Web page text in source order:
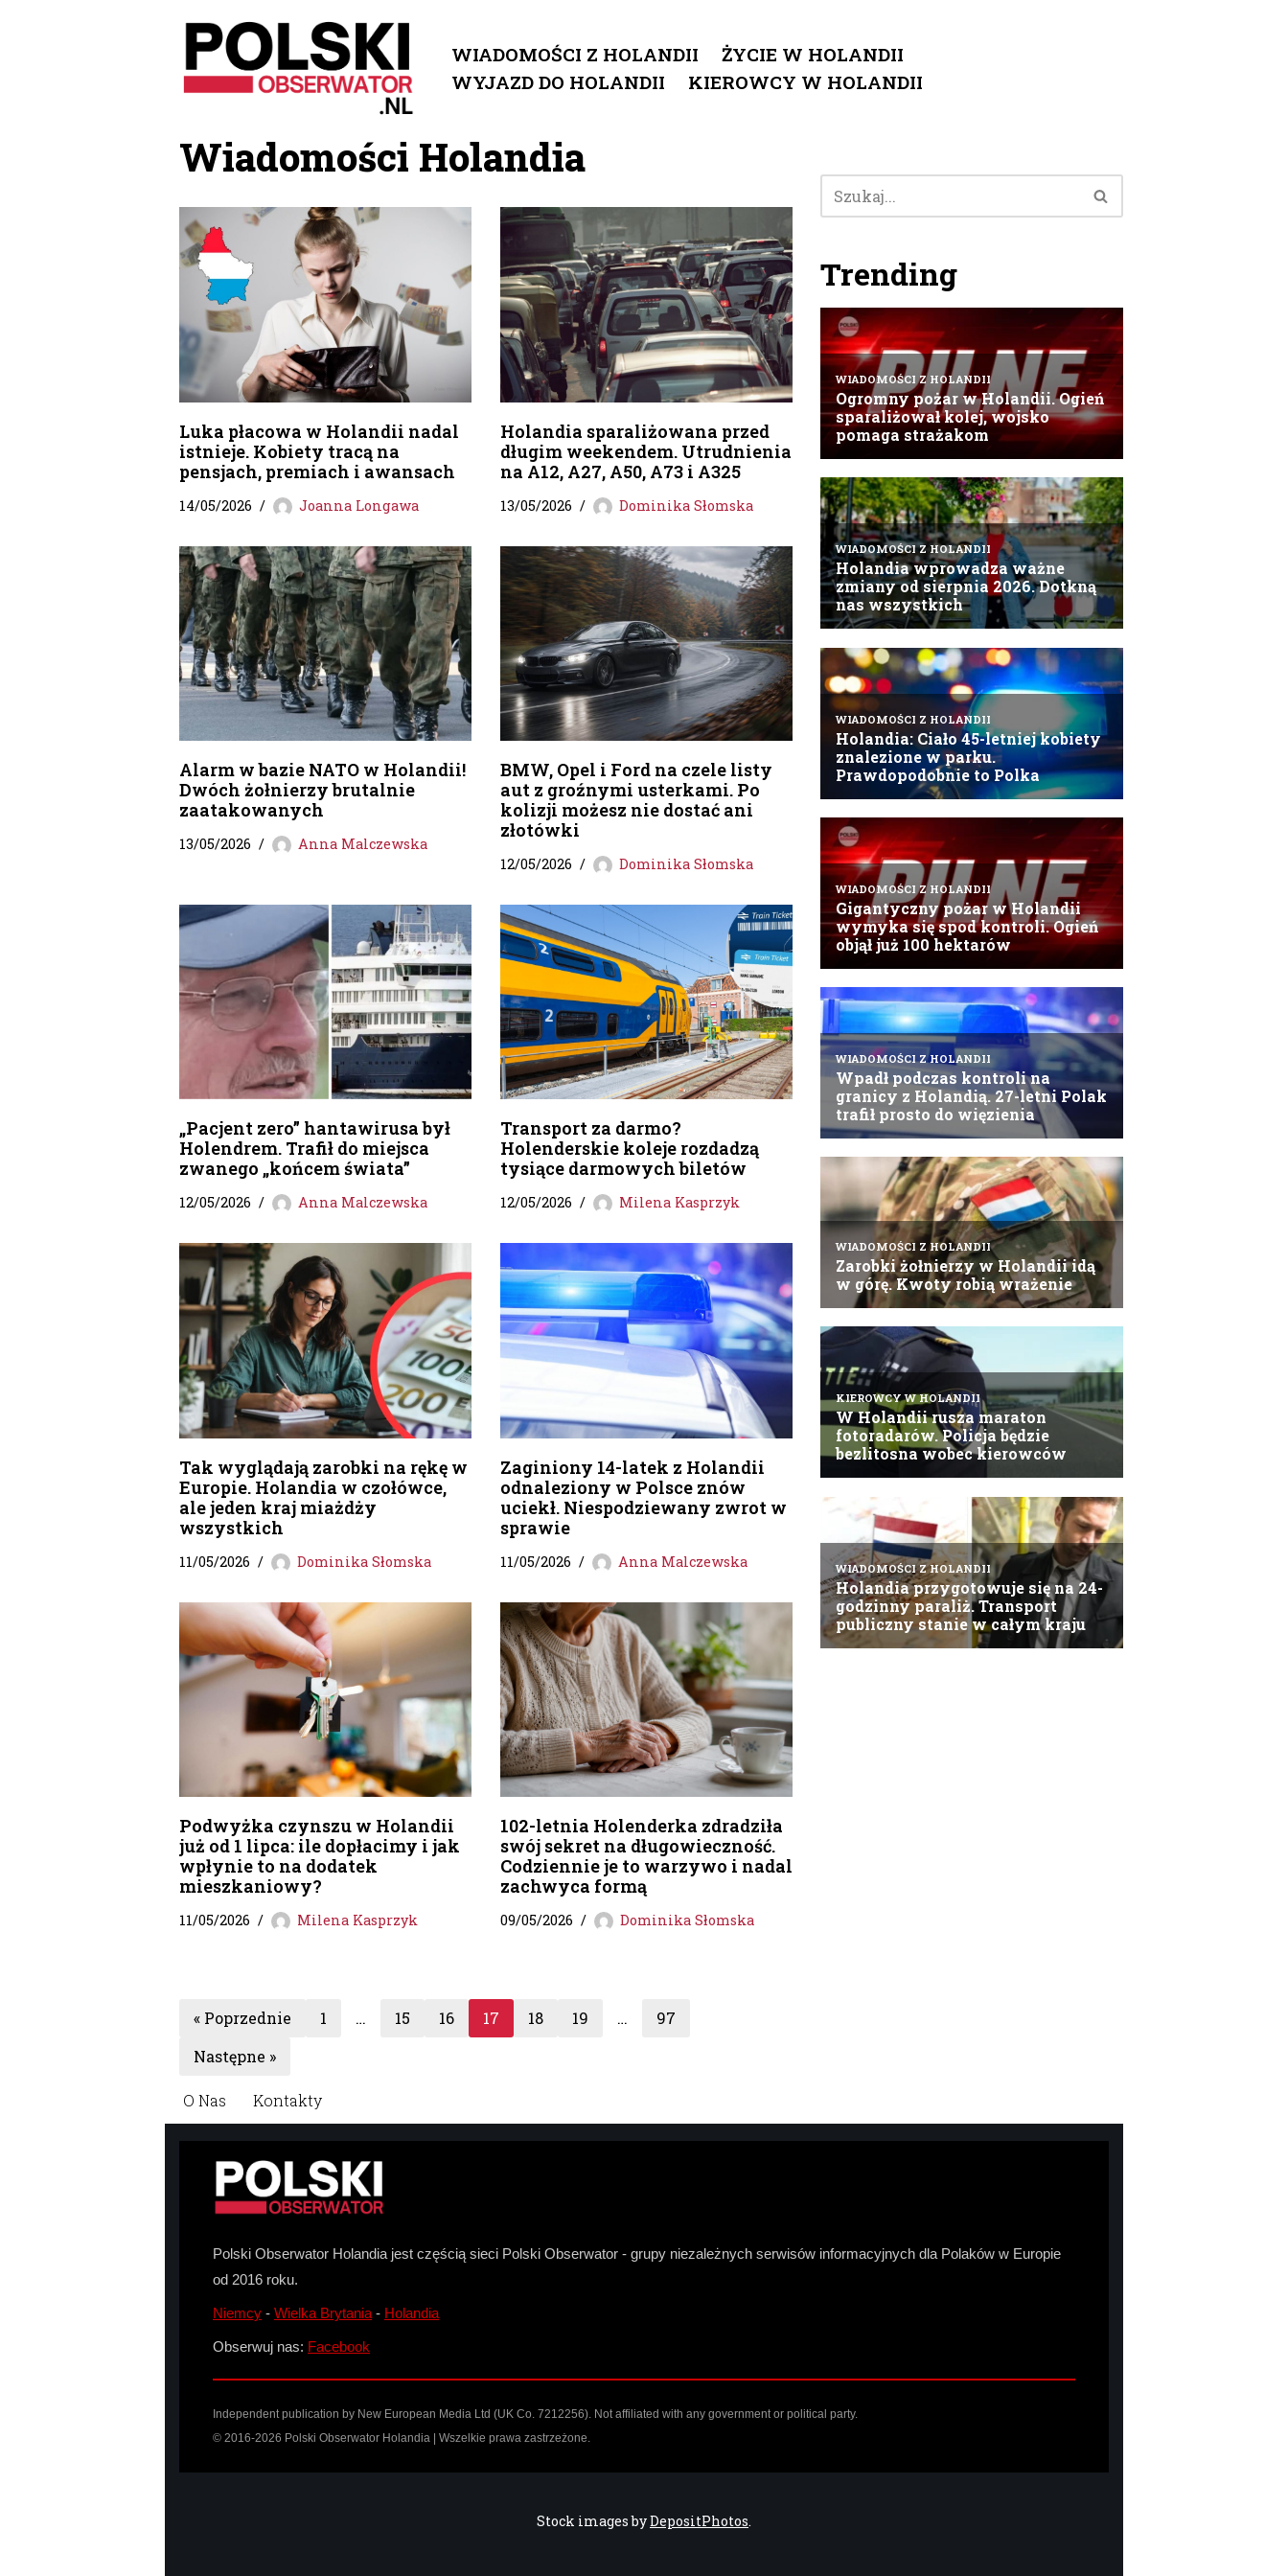
Przejdź
do
WIADOMOŚCI Z HOLANDII
ŻYCIE W HOLANDII
WYJAZD DO HOLANDII
KIEROWCY W HOLANDII
Wiadomości Holandia
Luka płacowa w Holandii nadal
istnieje. Kobiety tracą na
pensjach, premiach i awansach
14/05/2026 Joanna Longawa
Holandia sparaliżowana przed
długim weekendem. Utrudnienia
na A12, A27, A50, A73 i A325
13/05/2026 Dominika Słomska
Alarm w bazie NATO w Holandii!
Dwóch żołnierzy brutalnie
zaatakowanych
13/05/2026 Anna Malczewska
BMW, Opel i Ford na czele listy
aut z groźnymi usterkami. Po
kolizji możesz nie dostać ani
złotówki
12/05/2026 Dominika Słomska
„Pacjent zero” hantawirusa był
Holendrem. Trafił do miejsca
zwanego „końcem świata”
12/05/2026 Anna Malczewska
Transport za darmo?
Holenderskie koleje rozdadzą
tysiące darmowych biletów
12/05/2026 Milena Kasprzyk
Tak wyglądają zarobki na rękę w
Europie. Holandia w czołówce,
ale jeden kraj miażdży
wszystkich
11/05/2026 Dominika Słomska
Zaginiony 14-latek z Holandii
odnaleziony w Polsce znów
uciekł. Niespodziewany zwrot w
sprawie
11/05/2026 Anna Malczewska
Podwyżka czynszu w Holandii
już od 1 lipca: ile dopłacimy i jak
wpłynie to na dodatek
mieszkaniowy?
11/05/2026 Milena Kasprzyk
102-letnia Holenderka zdradziła
swój sekret na długowieczność.
Codziennie je to warzywo i nadal
zachwyca formą
09/05/2026 Dominika Słomska
« Poprzednie 1 … 15 16 17 18 19 …
97
Następne »
Trending
O Nas Kontakty
Polski Obserwator Holandia jest częścią sieci Polski Obserwator - grupy niezależnych serwisów informacyjnych dla Polaków w Europie
od 2016 roku.
Niemcy - Wielka Brytania - Holandia
Obserwuj nas: Facebook
Independent publication by New European Media Ltd (UK Co. 7212256). Not affiliated with any government or political party.
© 2016-2026 Polski Obserwator Holandia | Wszelkie prawa zastrzeżone.
Stock images byDepositPhotos.